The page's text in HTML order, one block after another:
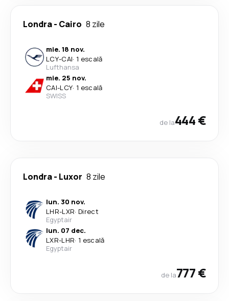
Londra- Cairo 8 zile
mie. 18 nov.
LCY-CAI· 1 escală
Lufthansa
mie. 25 nov.
CAI-LCY· 1 escală
SWISS
de la444 €
Londra- Luxor 8 zile
lun. 30 nov.
LHR-LXR· Direct
Egyptair
lun. 07 dec.
LXR-LHR· 1 escală
Egyptair
de la777 €